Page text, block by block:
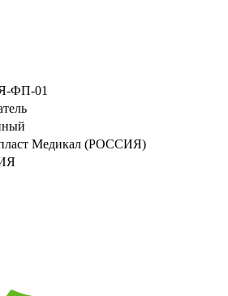
ФП-01
Медикал (РОССИЯ)